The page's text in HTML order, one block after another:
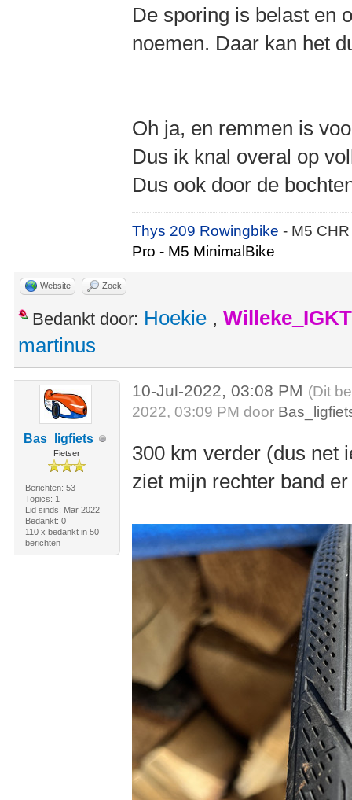
De sporing is belast en
noemen. Daar kan het
Oh ja, en remmen is
Dus ik knal overal op
Dus ook door de
Thys 209 Rowingbike- M5
Pro - M5 MinimalBike
Website Zoek
Bedankt door: Hoekie , Willeke_IGKT
martinus
Bas_ligfiets
Fietser
Berichten: 53
Topics: 1
Lid sinds: Mar 2022
Bedankt: 0
110 x bedankt in 50
berichten
10-Jul-2022, 03:08 PM (Dit
2022, 03:09 PM door
300 km verder (dus net
ziet mijn rechter band